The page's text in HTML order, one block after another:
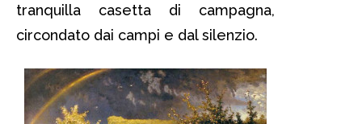
tranquilla casetta di campagna,
circondato dai campi e dal silenzio.